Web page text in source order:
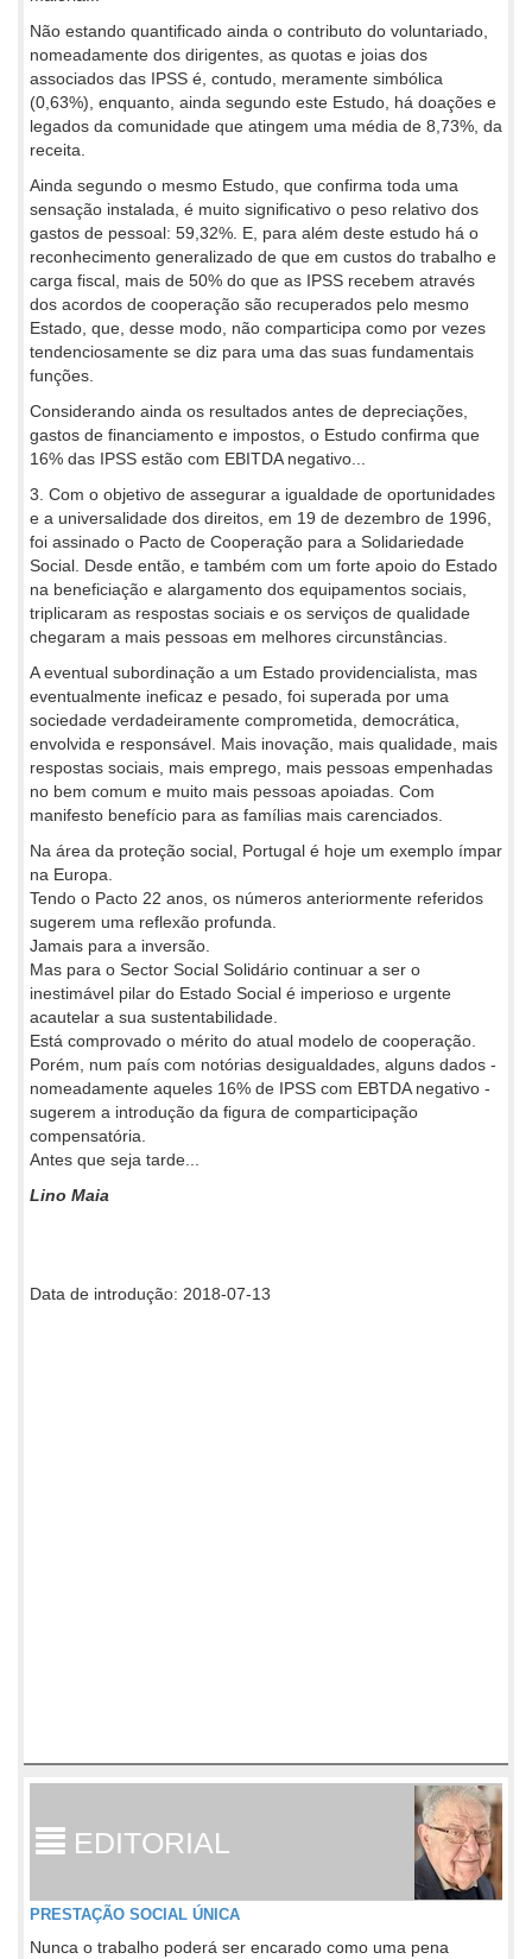
Não estando quantificado ainda o contributo do voluntariado,
nomeadamente dos dirigentes, as quotas e joias dos
associados das IPSS é, contudo, meramente simbólica
(0,63%), enquanto, ainda segundo este Estudo, há doações e
legados da comunidade que atingem uma média de 8,73%, da
receita.
Ainda segundo o mesmo Estudo, que confirma toda uma
sensação instalada, é muito significativo o peso relativo dos
gastos de pessoal: 59,32%. E, para além deste estudo há o
reconhecimento generalizado de que em custos do trabalho e
carga fiscal, mais de 50% do que as IPSS recebem através
dos acordos de cooperação são recuperados pelo mesmo
Estado, que, desse modo, não comparticipa como por vezes
tendenciosamente se diz para uma das suas fundamentais
funções.
Considerando ainda os resultados antes de depreciações,
gastos de financiamento e impostos, o Estudo confirma que
16% das IPSS estão com EBITDA negativo...
3. Com o objetivo de assegurar a igualdade de oportunidades
e a universalidade dos direitos, em 19 de dezembro de 1996,
foi assinado o Pacto de Cooperação para a Solidariedade
Social. Desde então, e também com um forte apoio do Estado
na beneficiação e alargamento dos equipamentos sociais,
triplicaram as respostas sociais e os serviços de qualidade
chegaram a mais pessoas em melhores circunstâncias.
A eventual subordinação a um Estado providencialista, mas
eventualmente ineficaz e pesado, foi superada por uma
sociedade verdadeiramente comprometida, democrática,
envolvida e responsável. Mais inovação, mais qualidade, mais
respostas sociais, mais emprego, mais pessoas empenhadas
no bem comum e muito mais pessoas apoiadas. Com
manifesto benefício para as famílias mais carenciados.
Na área da proteção social, Portugal é hoje um exemplo ímpar
na Europa.
Tendo o Pacto 22 anos, os números anteriormente referidos
sugerem uma reflexão profunda.
Jamais para a inversão.
Mas para o Sector Social Solidário continuar a ser o
inestimável pilar do Estado Social é imperioso e urgente
acautelar a sua sustentabilidade.
Está comprovado o mérito do atual modelo de cooperação.
Porém, num país com notórias desigualdades, alguns dados -
nomeadamente aqueles 16% de IPSS com EBTDA negativo -
sugerem a introdução da figura de comparticipação
compensatória.
Antes que seja tarde...
Lino Maia
Data de introdução: 2018-07-13
EDITORIAL
PRESTAÇÃO SOCIAL ÚNICA
Nunca o trabalho poderá ser encarado como uma pena